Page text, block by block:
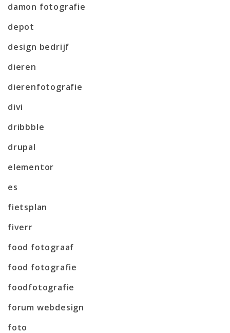
damon fotografie
depot
design bedrijf
dieren
dierenfotografie
divi
dribbble
drupal
elementor
es
fietsplan
fiverr
food fotograaf
food fotografie
foodfotografie
forum webdesign
foto